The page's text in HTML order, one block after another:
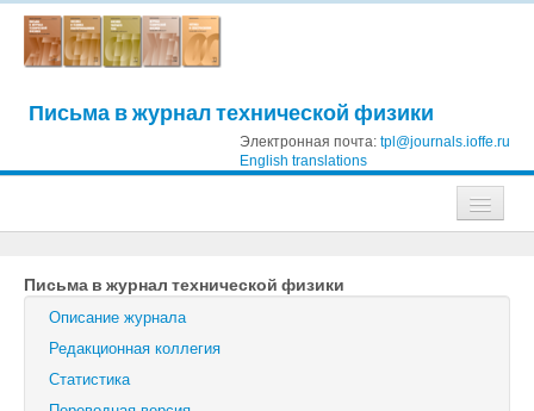
Письма в журнал технической физики
Электронная почта: tpl@journals.ioffe.ru
English translations
Журнал технической физики
Письма в Журнал технической физики
Физика твердого тела
Письма в журнал технической физики
Описание журнала
Редакционная коллегия
Статистика